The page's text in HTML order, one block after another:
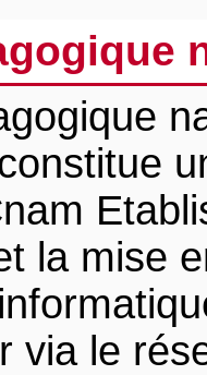
la mise
via le